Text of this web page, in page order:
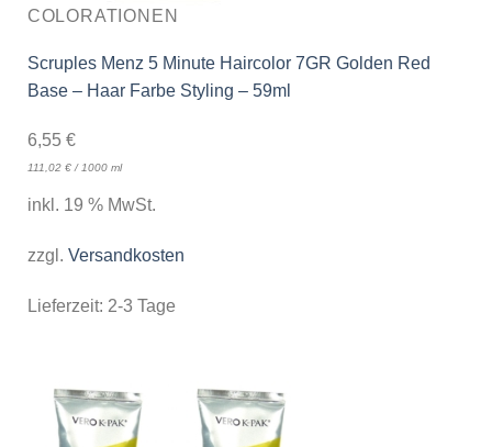
COLORATIONEN
Scruples Menz 5 Minute Haircolor 7GR Golden Red
Base – Haar Farbe Styling – 59ml
6,55 €
111,02 €/1000 ml
inkl. 19 % MwSt.
zzgl. Versandkosten
Lieferzeit: 2-3 Tage